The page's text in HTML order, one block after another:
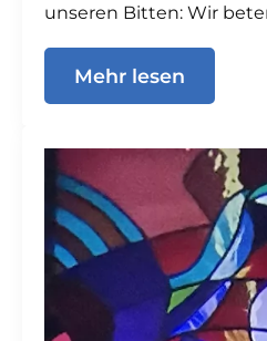
unseren Bitten: Wir
Mehr lesen